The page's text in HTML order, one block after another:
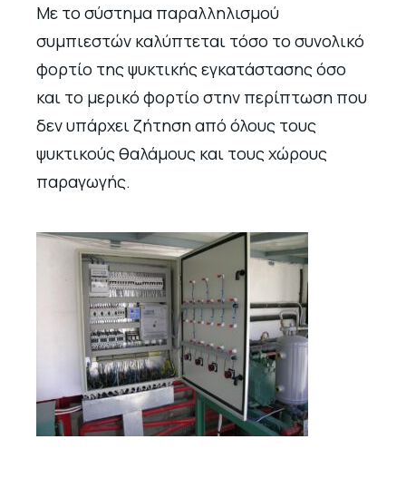
Με το σύστημα παραλληλισμού
συμπιεστών καλύπτεται τόσο το συνολικό
φορτίο της ψυκτικής εγκατάστασης όσο
και το μερικό φορτίο στην περίπτωση που
δεν υπάρχει ζήτηση από όλους τους
ψυκτικούς θαλάμους και τους χώρους
παραγωγής.